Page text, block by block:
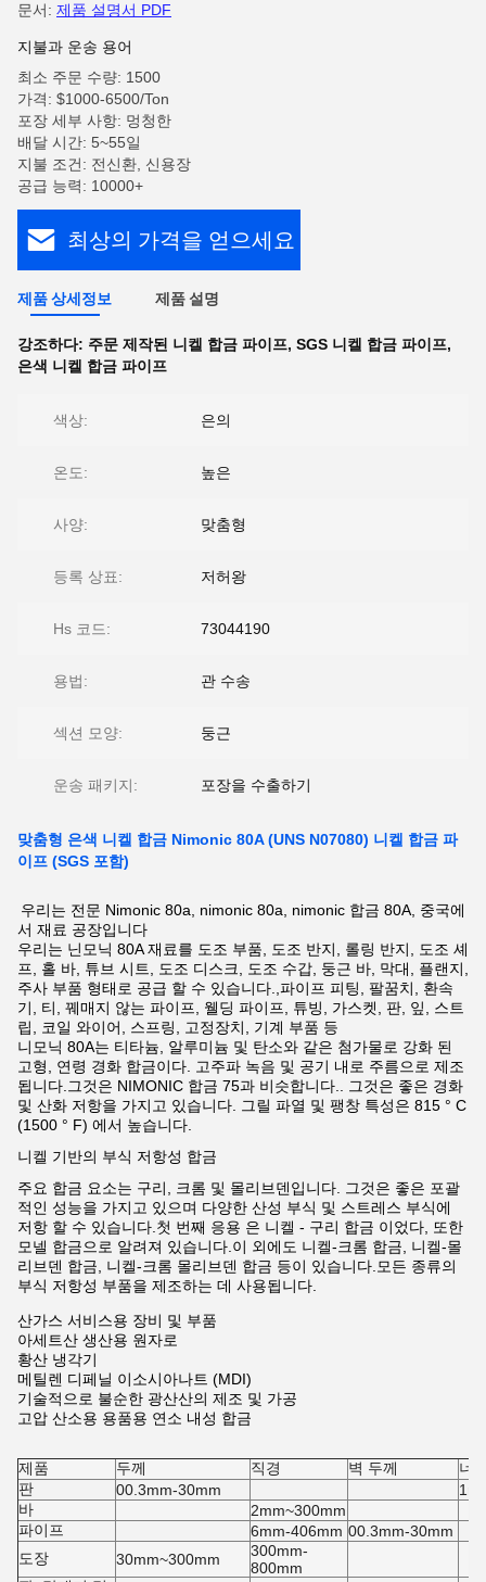
문서: 제품 설명서 PDF
지불과 운송 용어
최소 주문 수량: 1500
가격: $1000-6500/Ton
포장 세부 사항: 멍청한
배달 시간: 5~55일
지불 조건: 전신환, 신용장
공급 능력: 10000+
최상의 가격을 얻으세요
제품 상세정보 제품 설명
강조하다: 주문 제작된 니켈 합금 파이프, SGS 니켈 합금 파이프,
은색 니켈 합금 파이프
색상: 은의
온도: 높은
사양: 맞춤형
등록 상표: 저허왕
Hs 코드: 73044190
용법: 관 수송
섹션 모양: 둥근
운송 패키지: 포장을 수출하기
맞춤형 은색 니켈 합금 Nimonic 80A (UNS N07080) 니켈 합금 파
이프 (SGS 포함)
우리는 전문 Nimonic 80a, nimonic 80a, nimonic 합금 80A, 중국에
서 재료 공장입니다
우리는 닌모닉 80A 재료를 도조 부품, 도조 반지, 롤링 반지, 도조 셰
프, 홀 바, 튜브 시트, 도조 디스크, 도조 수갑, 둥근 바, 막대, 플랜지,
주사 부품 형태로 공급 할 수 있습니다.,파이프 피팅, 팔꿈치, 환속
기, 티, 꿰매지 않는 파이프, 웰딩 파이프, 튜빙, 가스켓, 판, 잎, 스트
립, 코일 와이어, 스프링, 고정장치, 기계 부품 등
니모닉 80A는 티타늄, 알루미늄 및 탄소와 같은 첨가물로 강화 된
고형, 연령 경화 합금이다. 고주파 녹음 및 공기 내로 주름으로 제조
됩니다.그것은 NIMONIC 합금 75과 비슷합니다.. 그것은 좋은 경화
및 산화 저항을 가지고 있습니다. 그릴 파열 및 팽창 특성은 815 ° C
(1500 ° F) 에서 높습니다.
니켈 기반의 부식 저항성 합금
주요 합금 요소는 구리, 크롬 및 몰리브덴입니다. 그것은 좋은 포괄
적인 성능을 가지고 있으며 다양한 산성 부식 및 스트레스 부식에
저항 할 수 있습니다.첫 번째 응용 은 니켈 - 구리 합금 이었다, 또한
모넬 합금으로 알려져 있습니다.이 외에도 니켈-크롬 합금, 니켈-몰
리브덴 합금, 니켈-크롬 몰리브덴 합금 등이 있습니다.모든 종류의
부식 저항성 부품을 제조하는 데 사용됩니다.
산가스 서비스용 장비 및 부품
아세트산 생산용 원자로
황산 냉각기
메틸렌 디페닐 이소시아나트 (MDI)
기술적으로 불순한 광산산의 제조 및 가공
고압 산소용 용품용 연소 내성 합금
제품 두께 직경 벽 두께
너
판
00.3mm-30mm
바
2mm~300mm
파이프
6mm-406mm 00.3mm-30mm
도장
30mm~300mm
300mm-
800mm